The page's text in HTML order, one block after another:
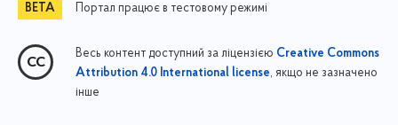
Портал працює в тестовому режимі
Весь контент доступний за ліцензією Creative Commons
Attribution 4.0 International license, якщо не зазначено
інше